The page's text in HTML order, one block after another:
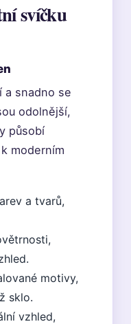
svíčku
a snadno se
odolnější,
působí
moderním
a tvarů,
motivy,
sklo.
vzhled,